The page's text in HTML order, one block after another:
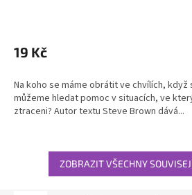
produktu
je
z
5
hvězdiček.
19 Kč
Na koho se máme obrátit ve chvílích, když
můžeme hledat pomoc v situacích, ve
ztraceni? Autor textu Steve Brown dává...
ZOBRAZIT VŠECHNY